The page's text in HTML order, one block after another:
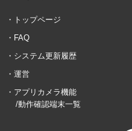
トップページ
FAQ
システム更新履歴
運営
アプリカメラ機能
/動作確認端末一覧